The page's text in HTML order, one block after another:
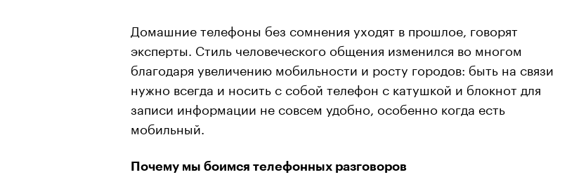
Домашние телефоны без сомнения уходят в прошлое, говорят
эксперты. Стиль человеческого общения изменился во многом
благодаря увеличению мобильности и росту городов: быть на связи
нужно всегда и носить с собой телефон с катушкой и блокнот для
записи информации не совсем удобно, особенно когда есть
мобильный.
Почему мы боимся телефонных разговоров